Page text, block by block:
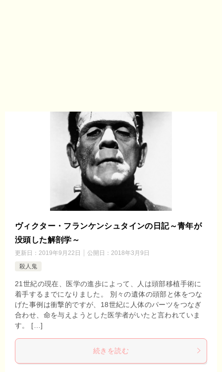
ヴィクター・フランケンシュタインの日記～青年が
没頭した解剖学～
更新日： 2019年9月22日 公開日： 2018年3月9日
殺人鬼
21世紀の現在、医学の進歩によって、人は頭部移植手術に
着手するまでになりました。 別々の遺体の頭部と体をつな
げた事例は衝撃的ですが、18世紀に人体のパーツをつなぎ
合わせ、命を与えようとした医学者がいたと言われていま
す。 […]
続きを読む